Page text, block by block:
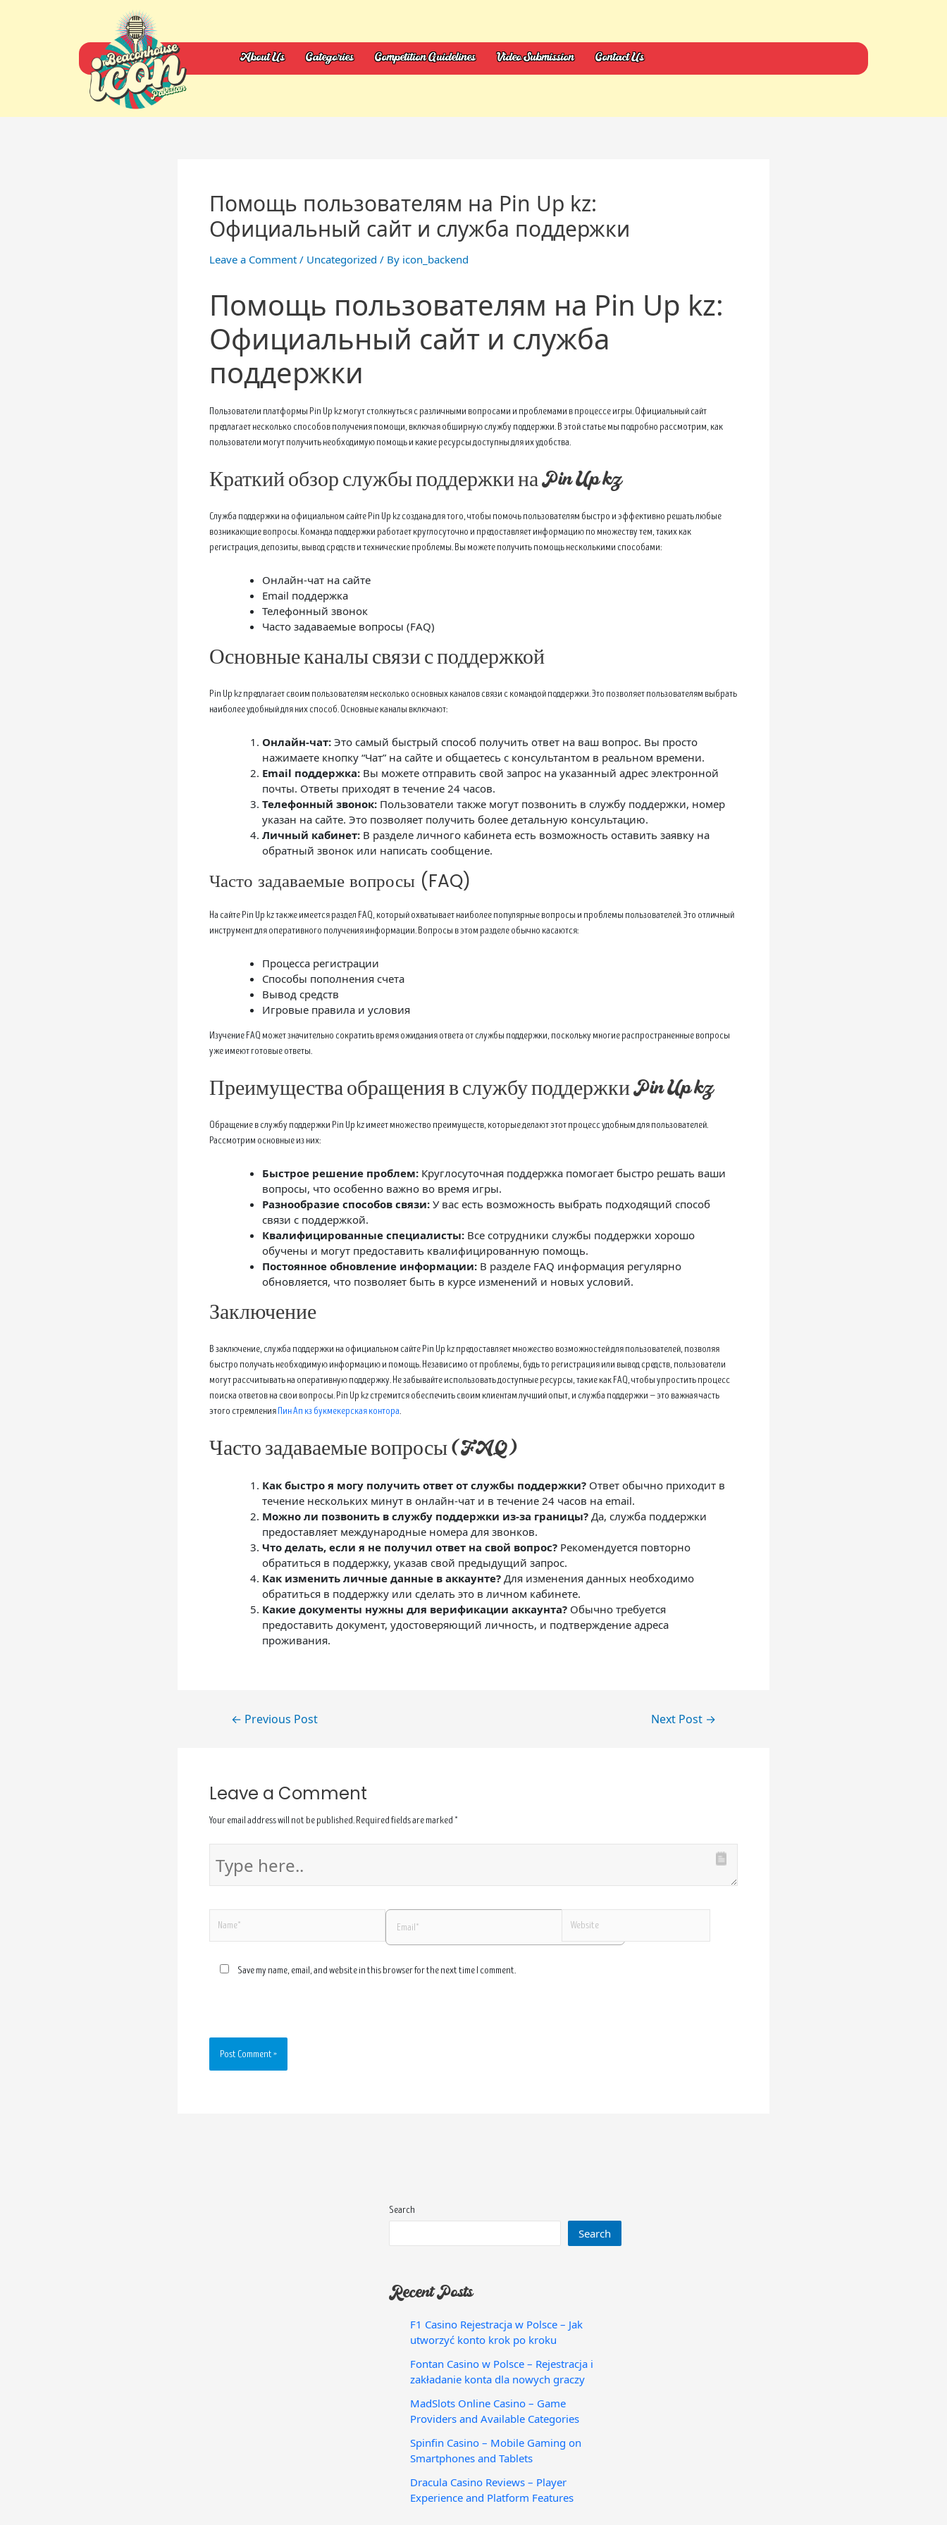
About Us Categories Competition Guidelines Video Submission Contact Us
Помощь пользователям на Pin Up kz:
Официальный сайт и служба поддержки
Leave a Comment / Uncategorized / By icon_backend
Помощь пользователям на Pin Up kz:
Официальный сайт и служба
поддержки
Пользователи платформы Pin Up kz могут столкнуться с различными вопросами и проблемами в процессе игры. Официальный сайт
предлагает несколько способов получения помощи, включая обширную службу поддержки. В этой статье мы подробно рассмотрим, как
пользователи могут получить необходимую помощь и какие ресурсы доступны для их удобства.
Краткий обзор службы поддержки на Pin Up kz
Служба поддержки на официальном сайте Pin Up kz создана для того, чтобы помочь пользователям быстро и эффективно решать любые
возникающие вопросы. Команда поддержки работает круглосуточно и предоставляет информацию по множеству тем, таких как
регистрация, депозиты, вывод средств и технические проблемы. Вы можете получить помощь несколькими способами:
Онлайн-чат на сайте
Email поддержка
Телефонный звонок
Часто задаваемые вопросы (FAQ)
Основные каналы связи с поддержкой
Pin Up kz предлагает своим пользователям несколько основных каналов связи с командой поддержки. Это позволяет пользователям выбрать
наиболее удобный для них способ. Основные каналы включают:
Онлайн-чат: Это самый быстрый способ получить ответ на ваш вопрос. Вы просто
нажимаете кнопку “Чат” на сайте и общаетесь с консультантом в реальном времени.
Email поддержка: Вы можете отправить свой запрос на указанный адрес электронной
почты. Ответы приходят в течение 24 часов.
Телефонный звонок: Пользователи также могут позвонить в службу поддержки, номер
указан на сайте. Это позволяет получить более детальную консультацию.
Личный кабинет: В разделе личного кабинета есть возможность оставить заявку на
обратный звонок или написать сообщение.
Часто задаваемые вопросы (FAQ)
На сайте Pin Up kz также имеется раздел FAQ, который охватывает наиболее популярные вопросы и проблемы пользователей. Это отличный
инструмент для оперативного получения информации. Вопросы в этом разделе обычно касаются:
Процесса регистрации
Способы пополнения счета
Вывод средств
Игровые правила и условия
Изучение FAQ может значительно сократить время ожидания ответа от службы поддержки, поскольку многие распространенные вопросы
уже имеют готовые ответы.
Преимущества обращения в службу поддержки Pin Up kz
Обращение в службу поддержки Pin Up kz имеет множество преимуществ, которые делают этот процесс удобным для пользователей.
Рассмотрим основные из них:
Быстрое решение проблем: Круглосуточная поддержка помогает быстро решать ваши
вопросы, что особенно важно во время игры.
Разнообразие способов связи: У вас есть возможность выбрать подходящий способ
связи с поддержкой.
Квалифицированные специалисты: Все сотрудники службы поддержки хорошо
обучены и могут предоставить квалифицированную помощь.
Постоянное обновление информации: В разделе FAQ информация регулярно
обновляется, что позволяет быть в курсе изменений и новых условий.
Заключение
В заключение, служба поддержки на официальном сайте Pin Up kz предоставляет множество возможностей для пользователей, позволяя
быстро получать необходимую информацию и помощь. Независимо от проблемы, будь то регистрация или вывод средств, пользователи
могут рассчитывать на оперативную поддержку. Не забывайте использовать доступные ресурсы, такие как FAQ, чтобы упростить процесс
поиска ответов на свои вопросы. Pin Up kz стремится обеспечить своим клиентам лучший опыт, и служба поддержки — это важная часть
этого стремленияПин Ап кз букмекерская контора.
Часто задаваемые вопросы (FAQ)
Как быстро я могу получить ответ от службы поддержки? Ответ обычно приходит в
течение нескольких минут в онлайн-чат и в течение 24 часов на email.
Можно ли позвонить в службу поддержки из-за границы? Да, служба поддержки
предоставляет международные номера для звонков.
Что делать, если я не получил ответ на свой вопрос? Рекомендуется повторно
обратиться в поддержку, указав свой предыдущий запрос.
Как изменить личные данные в аккаунте? Для изменения данных необходимо
обратиться в поддержку или сделать это в личном кабинете.
Какие документы нужны для верификации аккаунта? Обычно требуется
предоставить документ, удостоверяющий личность, и подтверждение адреса
проживания.
← Previous Post Next Post →
Leave a Comment
Your email address will not be published.Required fields are marked *
Save my name, email, and website in this browser for the next time I comment.
Search
Search
Recent Posts
F1 Casino Rejestracja w Polsce – Jak
utworzyć konto krok po kroku
Fontan Casino w Polsce – Rejestracja i
zakładanie konta dla nowych graczy
MadSlots Online Casino – Game
Providers and Available Categories
Spinfin Casino – Mobile Gaming on
Smartphones and Tablets
Dracula Casino Reviews – Player
Experience and Platform Features